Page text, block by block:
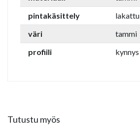
pintakäsittely
lakattu
väri
tammi
profiili
kynnys
Tutustu myös